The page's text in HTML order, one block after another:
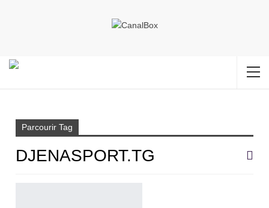
Parcourir Tag
DJENASPORT.TG